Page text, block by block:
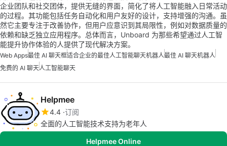
企业团队和社交团体，提供无缝的界面，简化了将人工智能融入日常活动
的过程。其功能包括任务自动化和用户友好的设计，支持增强的沟通。虽
然它主要专注于改善协作，但用户应意识到其局限性，例如对数据质量的
依赖和缺乏独立应用程序。总体而言，Unboard 为那些希望通过人工智
能提升协作体验的人提供了现代解决方案。
Web Apps最佳 AI 聊天框适合企业的最佳人工智能聊天机器人最佳 AI 聊天机器人
免费的 AI 聊天人工智能聊天
Helpmee
4.4 订阅
全面的人工智能技术支持为老年人
Helpmee Online